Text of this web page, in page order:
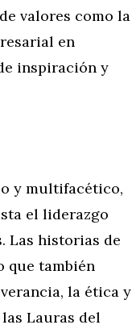
valores como la
en
inspiración y
y multifacético,
el liderazgo
Las historias de
que también
la ética y
Lauras del